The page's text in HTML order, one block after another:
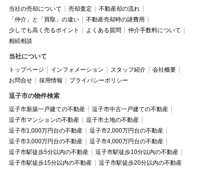
当社の売却について 売却査定
不動産却の流れ
「仲介」と「買取」の違い
不動産売却時の諸費用
少しでも高く売るポイント
よくある質問
仲介手数料について
相続相談
当社について
トップページ インフォメーション スタッフ紹介
会社概要
お問合せ
採用情報 プライバシーポリシー
逗子市の物件検索
逗子市新築一戸建ての不動産
逗子市中古一戸建ての不動産
逗子市マンションの不動産
逗子市土地の不動産
逗子市1,000万円台の不動産
逗子市2,000万円台の不動産
逗子市3,000万円台の不動産
逗子市4,000万円台の不動産
逗子市駅徒歩5分以内の不動産
逗子市駅徒歩10分以内の不動産
逗子市駅徒歩15分以内の不動産
逗子市駅徒歩20分以内の不動産